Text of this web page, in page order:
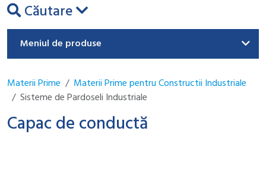
Căutare
Meniul de produse
Materii Prime
Materii Prime pentru Constructii Industriale
Sisteme de Pardoseli Industriale
Capac de conductă